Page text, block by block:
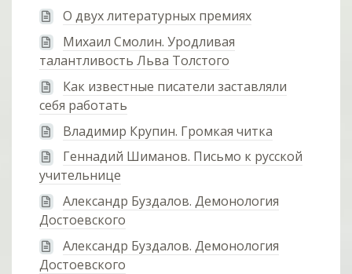
О двух литературных премиях
Михаил Смолин. Уродливая
талантливость Льва Толстого
Как известные писатели заставляли
себя работать
Владимир Крупин. Громкая читка
Геннадий Шиманов. Письмо к русской
учительнице
Александр Буздалов. Демонология
Достоевского
Александр Буздалов. Демонология
Достоевского